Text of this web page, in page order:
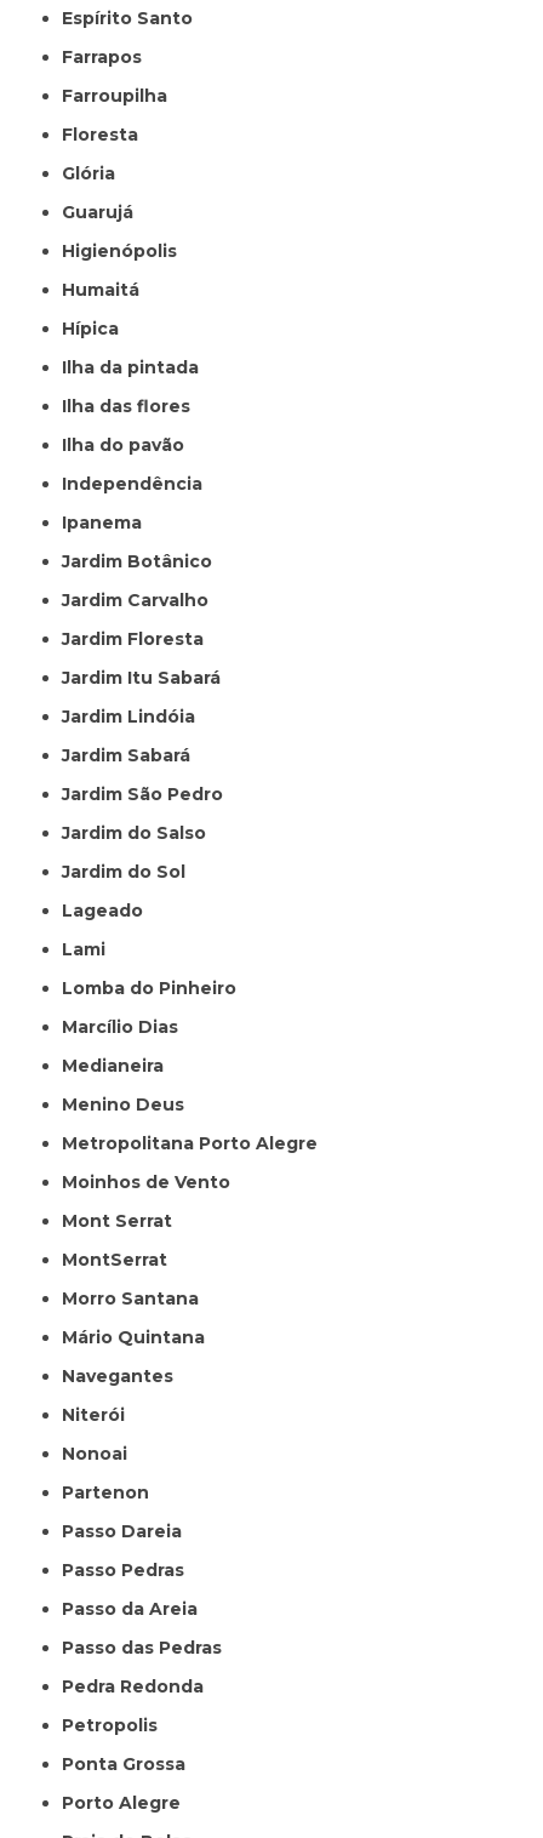
Espírito Santo
Farrapos
Farroupilha
Floresta
Glória
Guarujá
Higienópolis
Humaitá
Hípica
Ilha da pintada
Ilha das flores
Ilha do pavão
Independência
Ipanema
Jardim Botânico
Jardim Carvalho
Jardim Floresta
Jardim Itu Sabará
Jardim Lindóia
Jardim Sabará
Jardim São Pedro
Jardim do Salso
Jardim do Sol
Lageado
Lami
Lomba do Pinheiro
Marcílio Dias
Medianeira
Menino Deus
Metropolitana Porto Alegre
Moinhos de Vento
Mont Serrat
MontSerrat
Morro Santana
Mário Quintana
Navegantes
Niterói
Nonoai
Partenon
Passo Dareia
Passo Pedras
Passo da Areia
Passo das Pedras
Pedra Redonda
Petropolis
Ponta Grossa
Porto Alegre